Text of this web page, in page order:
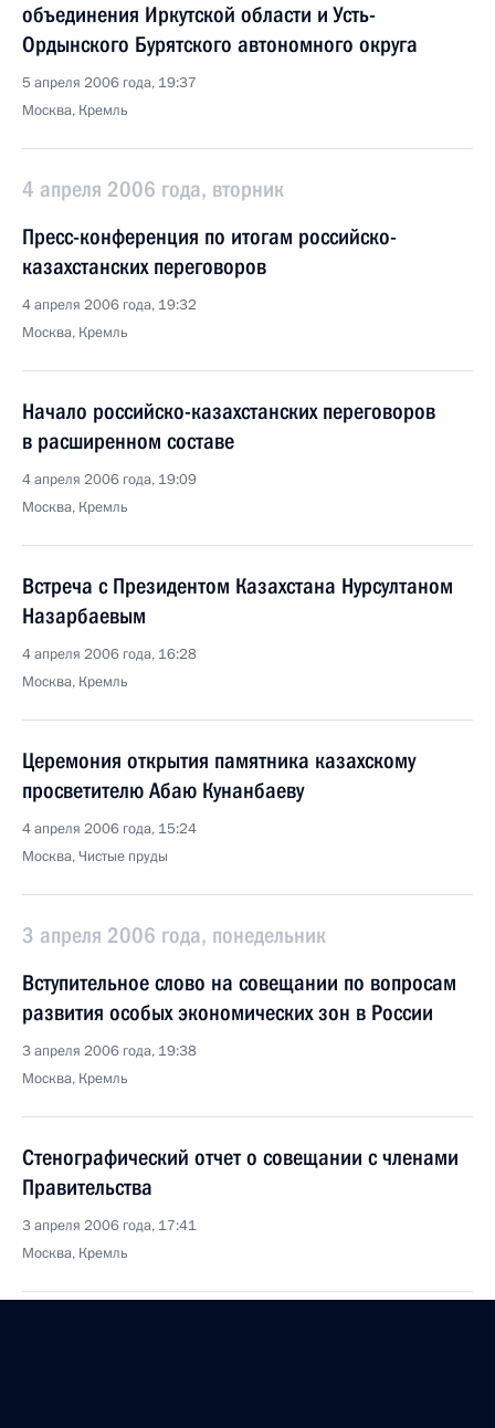
объединения Иркутской области и Усть-
Ордынского Бурятского автономного округа
5 апреля 2006 года, 19:37
Москва, Кремль
4 апреля 2006 года, вторник
Пресс-конференция по итогам российско-
казахстанских переговоров
4 апреля 2006 года, 19:32
Москва, Кремль
Начало российско-казахстанских переговоров
в расширенном составе
4 апреля 2006 года, 19:09
Москва, Кремль
Встреча с Президентом Казахстана Нурсултаном
Назарбаевым
4 апреля 2006 года, 16:28
Москва, Кремль
Церемония открытия памятника казахскому
просветителю Абаю Кунанбаеву
4 апреля 2006 года, 15:24
Москва, Чистые пруды
3 апреля 2006 года, понедельник
Вступительное слово на совещании по вопросам
развития особых экономических зон в России
3 апреля 2006 года, 19:38
Москва, Кремль
Стенографический отчет о совещании с членами
Правительства
3 апреля 2006 года, 17:41
Москва, Кремль